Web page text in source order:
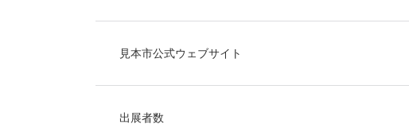
見本市公式ウェブサイト
出展者数